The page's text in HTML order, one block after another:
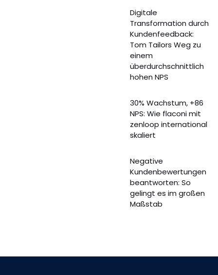
Digitale
Transformation durch
Kundenfeedback:
Tom Tailors Weg zu
einem
überdurchschnittlich
hohen NPS
30% Wachstum, +86
NPS: Wie flaconi mit
zenloop international
skaliert
Negative
Kundenbewertungen
beantworten: So
gelingt es im großen
Maßstab